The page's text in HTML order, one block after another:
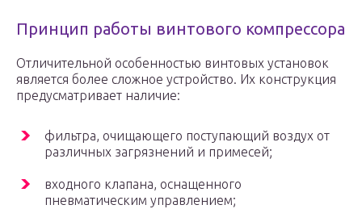
Принцип работы винтового компрессора
Отличительной особенностью винтовых установок
является более сложное устройство. Их конструкция
предусматривает наличие:
фильтра, очищающего поступающий воздух от
различных загрязнений и примесей;
входного клапана, оснащенного
пневматическим управлением;